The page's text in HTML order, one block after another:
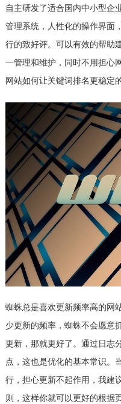
自主研发了适合国内中小型企
管理系统，人性化的操作界面
行的致好评。可以有效的帮助
一管理和维护，同时不用担心
网站如何让关键词排名更稳定
蜘蛛总是喜欢更新频率高的网
少更新的频率，蜘蛛不会愿意
更新，那就更好了。通过日志
点，这也是优化的基本常识。
行，担心更新不起作用，我建
则，这样你就可以更好的根据